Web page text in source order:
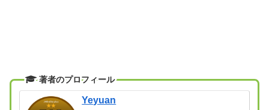
著者のプロフィール
Yeyuan